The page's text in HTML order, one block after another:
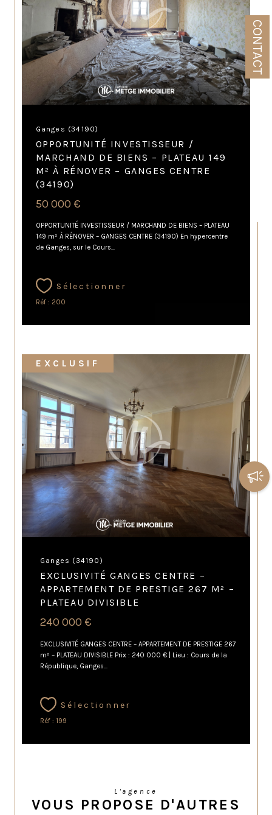
CONTACT
Ganges (34190)
OPPORTUNITÉ INVESTISSEUR /
MARCHAND DE BIENS – PLATEAU 149
M² À RÉNOVER – GANGES CENTRE
(34190)
50 000 €
OPPORTUNITÉ INVESTISSEUR / MARCHAND DE BIENS – PLATEAU
149 m² À RÉNOVER – GANGES CENTRE (34190) En hypercentre
de Ganges, sur le Cours...
Sélectionner
Réf : 200
Ganges (34190)
EXCLUSIVITÉ GANGES CENTRE –
APPARTEMENT DE PRESTIGE 267 M² –
PLATEAU DIVISIBLE
240 000 €
EXCLUSIVITÉ GANGES CENTRE – APPARTEMENT DE PRESTIGE 267
m² – PLATEAU DIVISIBLE Prix : 240 000 € | Lieu : Cours de la
République, Ganges...
Sélectionner
Réf : 199
EXCLUSIF
L'agence
VOUS PROPOSE D'AUTRES